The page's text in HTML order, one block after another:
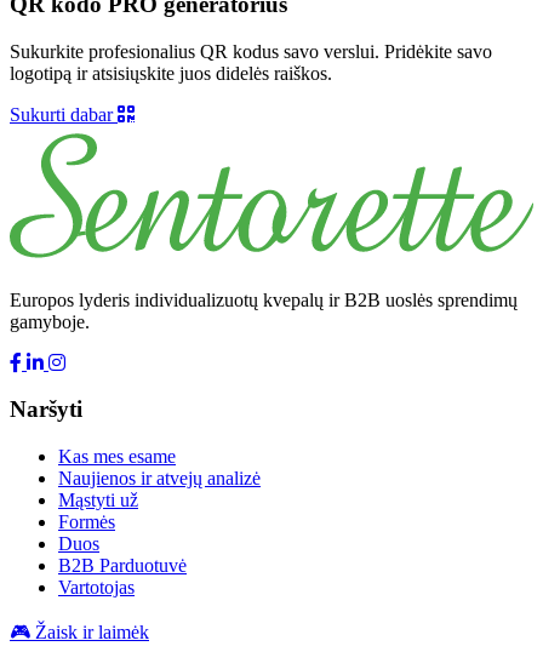
Sukurkite profesionalius QR kodus savo verslui. Pridėkite savo
logotipą ir atsisiųskite juos didelės raiškos.
Sukurti dabar
Europos lyderis individualizuotų kvepalų ir B2B uoslės sprendimų
gamyboje.
Naršyti
Kas mes esame
Naujienos ir atvejų analizė
Mąstyti už
Formės
Duos
B2B Parduotuvė
Vartotojas
🎮 Žaisk ir laimėk